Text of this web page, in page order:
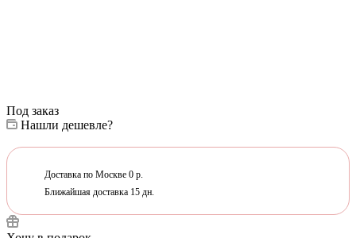
Под заказ
Нашли дешевле?
Доставка по Москве 0 р.
Ближайшая доставка 15 дн.